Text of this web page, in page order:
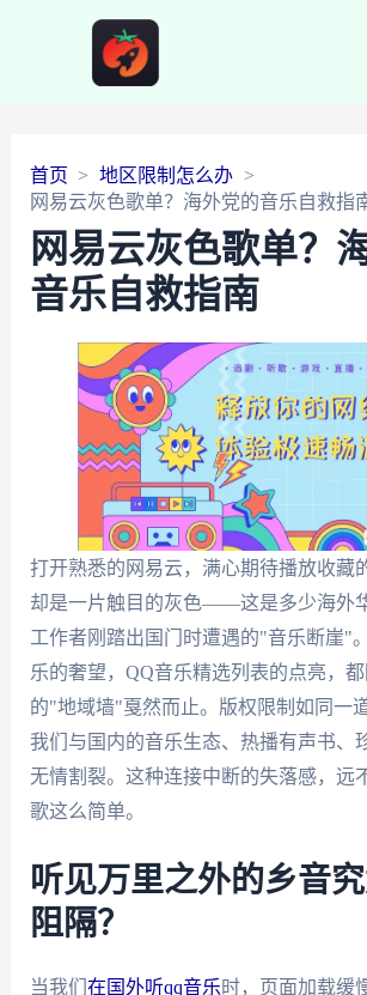
首页
地区限制怎么办
网易云灰色歌单？海外党的音乐自救指
网易云灰色歌单？
音乐自救指南
打开熟悉的网易云，满心期待播放收藏
却是一片触目的灰色——这是多少海外
工作者刚踏出国门时遭遇的"音乐断崖"
乐的奢望，QQ音乐精选列表的点亮，
的"地域墙"戛然而止。版权限制如同一
我们与国内的音乐生态、热播有声书、
无情割裂。这种连接中断的失落感，远
歌这么简单。
听见万里之外的乡音
阻隔？
当我们 在国外听qq音乐时，页面加载缓